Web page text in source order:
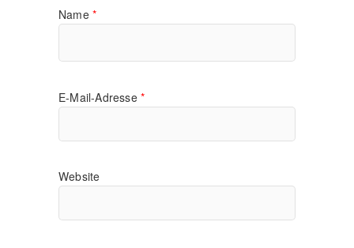
Name *
E-Mail-Adresse *
Website